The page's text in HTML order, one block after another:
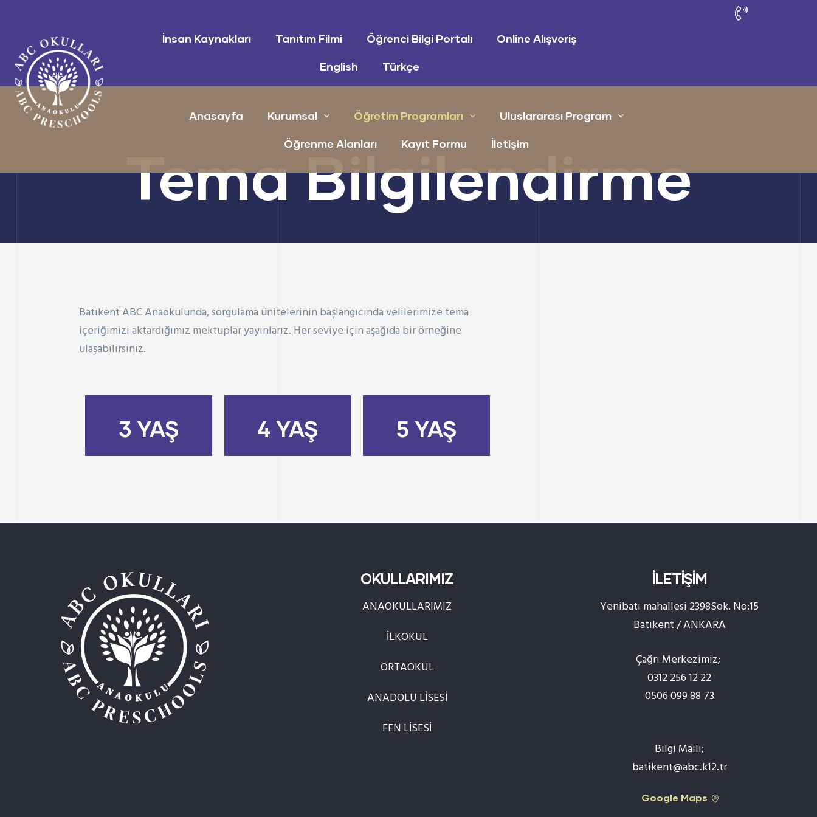
İnsan Kaynakları Tanıtım Filmi Öğrenci Bilgi Portalı Online Alışveriş
English Türkçe
Anasayfa Kurumsal Öğretim Programları Uluslararası Program
Öğrenme Alanları Kayıt Formu İletişim
Tema Bilgilendirme
Batıkent ABC Anaokulunda, sorgulama ünitelerinin başlangıcında velilerimize tema
içeriğimizi aktardığımız mektuplar yayınlarız. Her seviye için aşağıda bir örneğine
ulaşabilirsiniz.
3 YAŞ
İNDİR 4 YAŞ
İNDİR 5 YAŞ
İNDİR
OKULLARIMIZ
ANAOKULLARIMIZ
İLKOKUL
ORTAOKUL
ANADOLU LİSESİ
FEN LİSESİ
İLETİŞİM
Yenibatı mahallesi 2398Sok. No:15
Batıkent / ANKARA
Çağrı Merkezimiz;
0312 256 12 22
0506 099 88 73
Bilgi Maili;
batikent@abc.k12.tr
Google Maps